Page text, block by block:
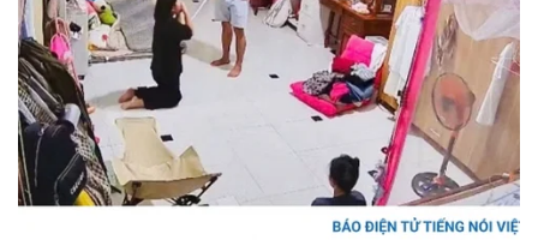
Khởi nghiệp
Tiêu dùng
Tỷ giá
Chứng khoán
Giá cà phê